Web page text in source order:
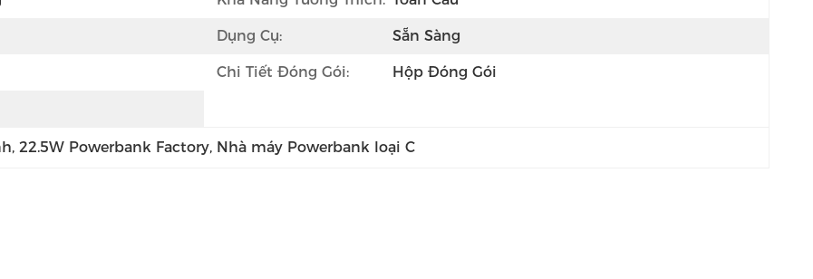
Dụng Cụ: Sẵn Sàng
Chi Tiết Đóng Gói: Hộp Đóng Gói
, 22.5W Powerbank Factory, Nhà máy Powerbank loại C